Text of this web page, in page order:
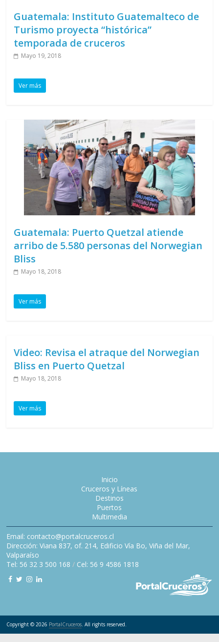
Guatemala: Instituto Guatemalteco de
Turismo proyecta “histórica”
temporada de cruceros
Mayo 19, 2018
Ver más
Guatemala: Puerto Quetzal atiende
arribo de 5.580 personas del Norwegian
Bliss
Mayo 18, 2018
Ver más
Video: Revisa el atraque del Norwegian
Bliss en Puerto Quetzal
Mayo 18, 2018
Ver más
Inicio
Cruceros y Líneas
Destinos
Puertos
Multimedia
Email: contacto@portalcruceros.cl
Dirección: Viana 837, of. 214, Edificio Vía Bo, Viña del Mar,
Valparaíso
Tel: 56 32 3 500 168 / Cel: 56 9 4586 1818
Copyright © 2026 PortalCruceros . All rights reserved.